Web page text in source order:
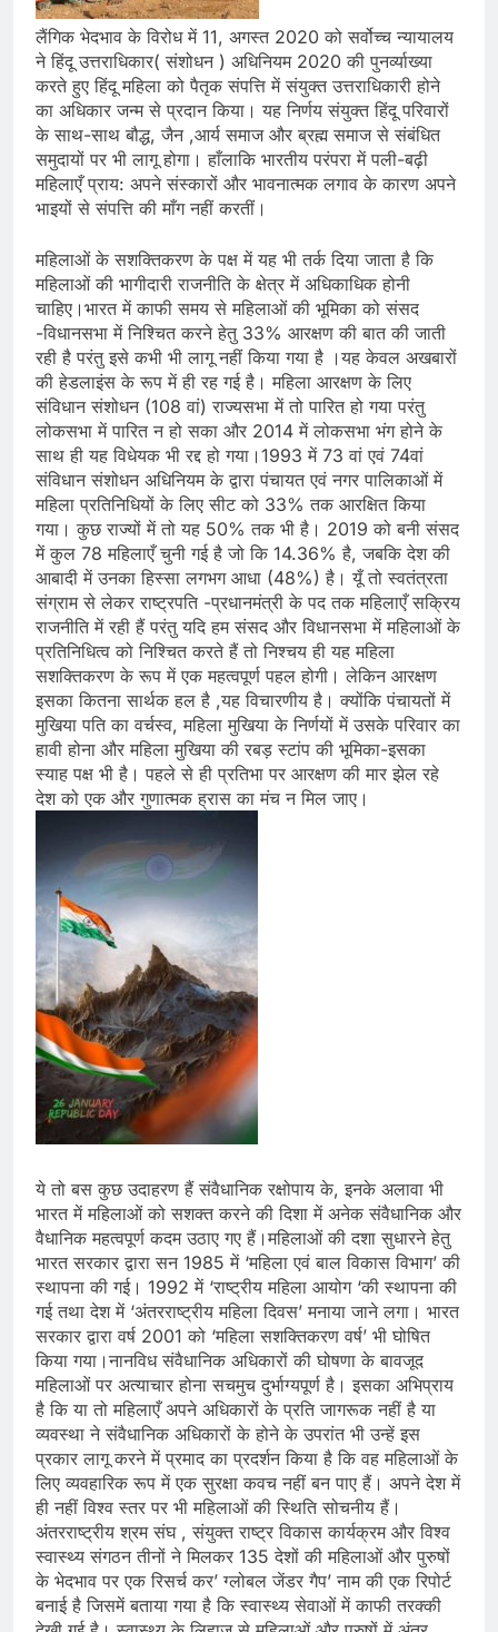
लैंगिक भेदभाव के विरोध में 11, अगस्त 2020 को सर्वोच्च न्यायालय
ने हिंदू उत्तराधिकार( संशोधन ) अधिनियम 2020 की पुनर्व्याख्या
करते हुए हिंदू महिला को पैतृक संपत्ति में संयुक्त उत्तराधिकारी होने
का अधिकार जन्म से प्रदान किया। यह निर्णय संयुक्त हिंदू परिवारों
के साथ-साथ बौद्ध, जैन ,आर्य समाज और ब्रह्म समाज से संबंधित
समुदायों पर भी लागू होगा। हाँलाकि भारतीय परंपरा में पली-बढ़ी
महिलाएँ प्राय: अपने संस्कारों और भावनात्मक लगाव के कारण अपने
भाइयों से संपत्ति की माँग नहीं करतीं।
महिलाओं के सशक्तिकरण के पक्ष में यह भी तर्क दिया जाता है कि
महिलाओं की भागीदारी राजनीति के क्षेत्र में अधिकाधिक होनी
चाहिए।भारत में काफी समय से महिलाओं की भूमिका को संसद
-विधानसभा में निश्चित करने हेतु 33% आरक्षण की बात की जाती
रही है परंतु इसे कभी भी लागू नहीं किया गया है ।यह केवल अखबारों
की हेडलाइंस के रूप में ही रह गई है। महिला आरक्षण के लिए
संविधान संशोधन (108 वां) राज्यसभा में तो पारित हो गया परंतु
लोकसभा में पारित न हो सका और 2014 में लोकसभा भंग होने के
साथ ही यह विधेयक भी रद्द हो गया।1993 में 73 वां एवं 74वां
संविधान संशोधन अधिनियम के द्वारा पंचायत एवं नगर पालिकाओं में
महिला प्रतिनिधियों के लिए सीट को 33% तक आरक्षित किया
गया। कुछ राज्यों में तो यह 50% तक भी है। 2019 को बनी संसद
में कुल 78 महिलाएँ चुनी गई है जो कि 14.36% है, जबकि देश की
आबादी में उनका हिस्सा लगभग आधा (48%) है। यूँ तो स्वतंत्रता
संग्राम से लेकर राष्ट्रपति -प्रधानमंत्री के पद तक महिलाएँ सक्रिय
राजनीति में रही हैं परंतु यदि हम संसद और विधानसभा में महिलाओं के
प्रतिनिधित्व को निश्चित करते हैं तो निश्चय ही यह महिला
सशक्तिकरण के रूप में एक महत्वपूर्ण पहल होगी। लेकिन आरक्षण
इसका कितना सार्थक हल है ,यह विचारणीय है। क्योंकि पंचायतों में
मुखिया पति का वर्चस्व, महिला मुखिया के निर्णयों में उसके परिवार का
हावी होना और महिला मुखिया की रबड़ स्टांप की भूमिका-इसका
स्याह पक्ष भी है। पहले से ही प्रतिभा पर आरक्षण की मार झेल रहे
देश को एक और गुणात्मक ह्रास का मंच न मिल जाए।
ये तो बस कुछ उदाहरण हैं संवैधानिक रक्षोपाय के, इनके अलावा भी
भारत में महिलाओं को सशक्त करने की दिशा में अनेक संवैधानिक और
वैधानिक महत्वपूर्ण कदम उठाए गए हैं।महिलाओं की दशा सुधारने हेतु
भारत सरकार द्वारा सन 1985 में ‘महिला एवं बाल विकास विभाग’ की
स्थापना की गई। 1992 में ‘राष्ट्रीय महिला आयोग ‘की स्थापना की
गई तथा देश में ‘अंतरराष्ट्रीय महिला दिवस’ मनाया जाने लगा। भारत
सरकार द्वारा वर्ष 2001 को ‘महिला सशक्तिकरण वर्ष’ भी घोषित
किया गया।नानविध संवैधानिक अधिकारों की घोषणा के बावजूद
महिलाओं पर अत्याचार होना सचमुच दुर्भाग्यपूर्ण है। इसका अभिप्राय
है कि या तो महिलाएँ अपने अधिकारों के प्रति जागरूक नहीं है या
व्यवस्था ने संवैधानिक अधिकारों के होने के उपरांत भी उन्हें इस
प्रकार लागू करने में प्रमाद का प्रदर्शन किया है कि वह महिलाओं के
लिए व्यवहारिक रूप में एक सुरक्षा कवच नहीं बन पाए हैं। अपने देश में
ही नहीं विश्व स्तर पर भी महिलाओं की स्थिति सोचनीय हैं।
अंतरराष्ट्रीय श्रम संघ , संयुक्त राष्ट्र विकास कार्यक्रम और विश्व
स्वास्थ्य संगठन तीनों ने मिलकर 135 देशों की महिलाओं और पुरुषों
के भेदभाव पर एक रिसर्च कर’ ग्लोबल जेंडर गैप’ नाम की एक रिपोर्ट
बनाई है जिसमें बताया गया है कि स्वास्थ्य सेवाओं में काफी तरक्की